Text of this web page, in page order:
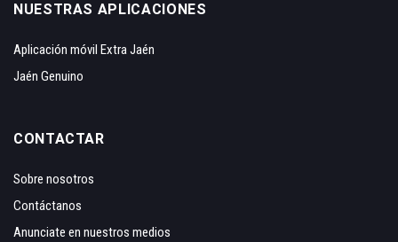
NUESTRAS APLICACIONES
Aplicación móvil Extra Jaén
Jaén Genuino
CONTACTAR
Sobre nosotros
Contáctanos
Anunciate en nuestros medios